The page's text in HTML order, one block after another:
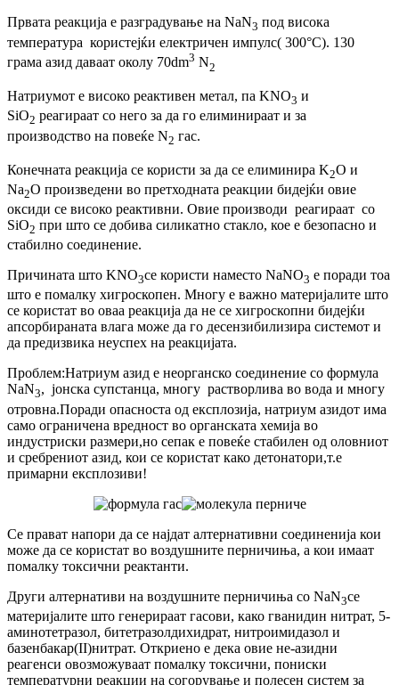
Првата реакција е разградување на NaN3 под висока
температура користејќи електричен импулс( 300°C). 130
грама азид даваат околу 70dm3 N2
Натриумот е високо реактивен метал, па KNO3 и
SiO2 реагираат со него за да го елиминираат и за
производство на повеќе N2 гас.
Конечната реакција се користи за да се елиминира K2O и
Na2O произведени во претходната реакции бидејќи овие
оксиди се високо реактивни. Овие производи реагираат со
SiO2 при што се добива силикатно стакло, кое е безопасно и
стабилно соединение.
Причината што KNO3се користи наместо NaNO3 е поради тоа
што е помалку хигроскопен. Многу е важно материјалите што
се користат во оваа реакција да не се хигроскопни бидејќи
апсорбираната влага може да го десензибилизира системот и
да предизвика неуспех на реакцијата.
Проблем:Натриум азид е неорганско соединение со формула
NaN3, јонска супстанца, многу растворлива во вода и многу
отровна.Поради опасноста од експлозија, натриум азидот има
само ограничена вредност во органската хемија во
индустриски размери,но сепак е повеќе стабилен од оловниот
и сребрениот азид, кои се користат како детонатори,т.е
примарни експлозиви!
Се прават напори да се најдат алтернативни соединенија кои
може да се користат во воздушните перничиња, a кои имаат
помалку токсични реактанти.
Други алтернативи на воздушните перничиња со NaN3се
материјалите што генерираат гасови, како гванидин нитрат, 5-
аминотетразол, битетразолдихидрат, нитроимидазол и
базенбакар(II)нитрат. Откриено е дека овие не-азидни
реагенси овозможуваат помалку токсични, пониски
температурни реакции на согорување и полесен систем за